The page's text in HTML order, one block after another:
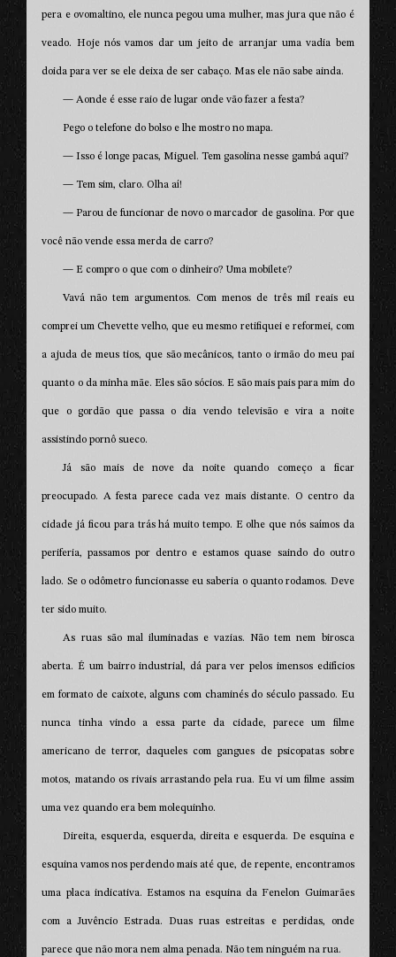
pera e ovomaltino, ele nunca pegou uma mulher, mas jura que não é
veado. Hoje nós vamos dar um jeito de arranjar uma vadia bem
doida para ver se ele deixa de ser cabaço. Mas ele não sabe ainda.
— Aonde é esse raio de lugar onde vão fazer a festa?
Pego o telefone do bolso e lhe mostro no mapa.
— Isso é longe pacas, Miguel. Tem gasolina nesse gambá aqui?
— Tem sim, claro. Olha aí!
— Parou de funcionar de novo o marcador de gasolina. Por que
você não vende essa merda de carro?
— E compro o que com o dinheiro? Uma mobilete?
Vavá não tem argumentos. Com menos de três mil reais eu
comprei um Chevette velho, que eu mesmo retifiquei e reformei, com
a ajuda de meus tios, que são mecânicos, tanto o irmão do meu pai
quanto o da minha mãe. Eles são sócios. E são mais pais para mim do
que o gordão que passa o dia vendo televisão e vira a noite
assistindo pornô sueco.
Já são mais de nove da noite quando começo a ficar
preocupado. A festa parece cada vez mais distante. O centro da
cidade já ficou para trás há muito tempo. E olhe que nós saímos da
periferia, passamos por dentro e estamos quase saindo do outro
lado. Se o odômetro funcionasse eu saberia o quanto rodamos. Deve
ter sido muito.
As ruas são mal iluminadas e vazias. Não tem nem birosca
aberta. É um bairro industrial, dá para ver pelos imensos edifícios
em formato de caixote, alguns com chaminés do século passado. Eu
nunca tinha vindo a essa parte da cidade, parece um filme
americano de terror, daqueles com gangues de psicopatas sobre
motos, matando os rivais arrastando pela rua. Eu vi um filme assim
uma vez quando era bem molequinho.
Direita, esquerda, esquerda, direita e esquerda. De esquina e
esquina vamos nos perdendo mais até que, de repente, encontramos
uma placa indicativa. Estamos na esquina da Fenelon Guimarães
com a Juvêncio Estrada. Duas ruas estreitas e perdidas, onde
parece que não mora nem alma penada. Não tem ninguém na rua.